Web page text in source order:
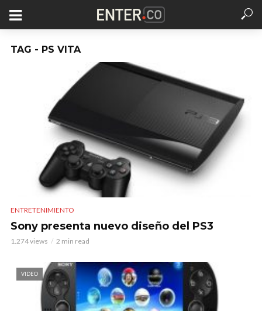
TAG - PS VITA
ENTRETENIMIENTO
Sony presenta nuevo diseño del PS3
1.274 views 2 min read
VIDEO